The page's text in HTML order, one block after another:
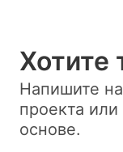
Хотите
Напишите
проекта или
основе.